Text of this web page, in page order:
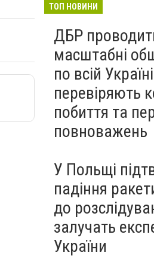
війська: у
всіх ракет
ТОП НОВИНИ
ДБР
масштабні
по всій
перевіряють
побиття та
повноважень
У Польщі
падіння
до
залучать
України